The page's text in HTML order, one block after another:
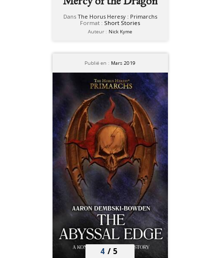
Dans The Horus Heresy : Primarchs
Format : Short Stories
Auteur : Nick Kyme
Publié en : Mars 2019
4 / 5